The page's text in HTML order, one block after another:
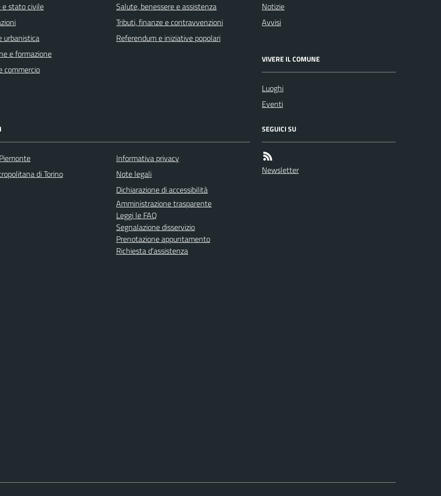
e stato civile
urbanistica
e formazione
commercio
Salute, benessere e assistenza
Tributi, finanze e contravvenzioni
Referendum e iniziative popolari
Notizie
Avvisi
VIVERE IL COMUNE
Luoghi
Eventi
di Torino
Informativa privacy
Note legali
Dichiarazione di accessibilità
Amministrazione trasparente
Leggi le FAQ
Segnalazione disservizio
Prenotazione appuntamento
Richiesta d'assistenza
SEGUICI SU
Newsletter